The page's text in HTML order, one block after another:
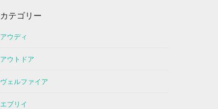
カテゴリー
アウディ
アウトドア
ヴェルファイア
エブリイ